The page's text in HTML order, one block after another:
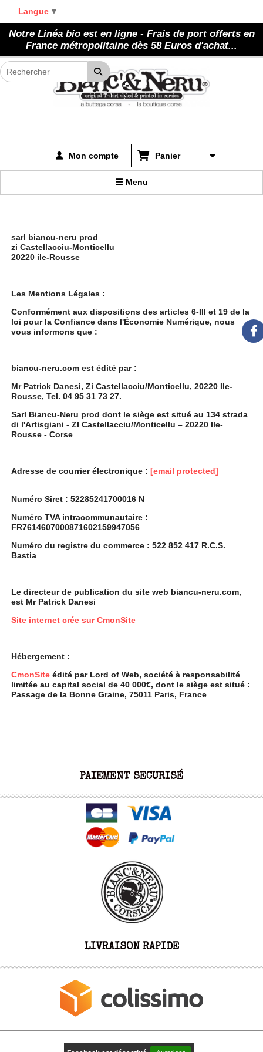
Notre Linéa bio est en ligne - Frais de port offerts en
France métropolitaine dès 58 Euros d'achat...
Mon compte Panier
Menu
sarl biancu-neru prod
zi Castellacciu-Monticellu
20220 ile-Rousse
Les Mentions Légales :
Conformément aux dispositions des articles 6-III et 19 de la
loi pour la Confiance dans l'Économie Numérique, nous
vous informons que :
biancu-neru.com est édité par :
Mr Patrick Danesi, Zi Castellacciu/Monticellu, 20220 Ile-
Rousse, Tel. 04 95 31 73 27.
Sarl Biancu-Neru prod dont le siège est situé au 134 strada
di l'Artisgiani - ZI Castellacciu/Monticellu – 20220 Ile-
Rousse - Corse
Adresse de courrier électronique :[email protected]
Numéro Siret : 52285241700016 N
Numéro TVA intracommunautaire :
FR7614607000871602159947056
Numéro du registre du commerce : 522 852 417 R.C.S.
Bastia
Le directeur de publication du site web biancu-neru.com,
est Mr Patrick Danesi
Site internet crée sur CmonSite
Hébergement :
CmonSite édité par Lord of Web, société à responsabilité
limitée au capital social de 40 000€, dont le siège est situé :
Passage de la Bonne Graine, 75011 Paris, France
PAIEMENT SECURISÉ
LIVRAISON RAPIDE
Langue ▼